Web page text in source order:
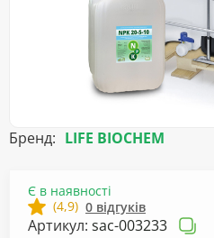
Бренд: LIFE BIOCHEM
Є в наявності
(4,9) 0 відгуків
Артикул: sac-003233